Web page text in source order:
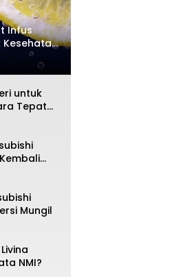
Infus
Kesehatan
untuk
Tepat
Mungil
NMI?